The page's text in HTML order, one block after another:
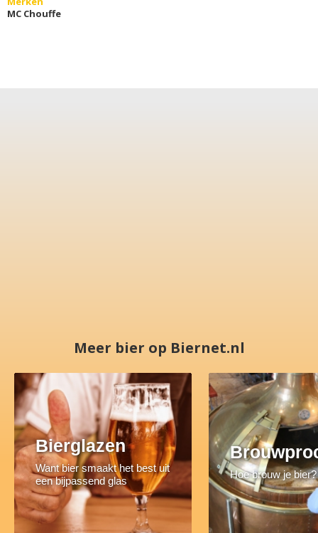
MC Chouffe
Meer bier op Biernet.nl
Bierglazen
Want bier smaakt het best uit
een bijpassend glas
Hoe brouw je bier?